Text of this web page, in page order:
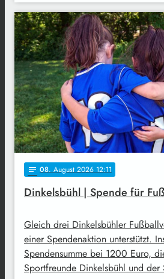
notes 08. August 2026 12:11
Dinkelsbühl | Spende für
Gleich drei Dinkelsbühler
einer Spendenaktion unterstützt.
Spendensumme bei 1200 Euro,
Sportfreunde Dinkelsbühl und